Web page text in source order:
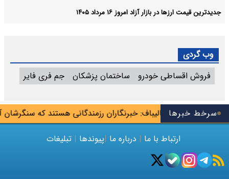
سرخط خبرهاقالیباف: خبرنگاران رزمندگانی هستند که سنگرشان
جدیدترین قیمت ارزها در بازار آزاد امروز ۱۶ مرداد ۱۴۰۵
وب گردی
فروش اقساطی خودرو
ساختمان پزشکان جم فری فایر
ارتباط با ما | درباره ما |پیوندها | تبلیغات